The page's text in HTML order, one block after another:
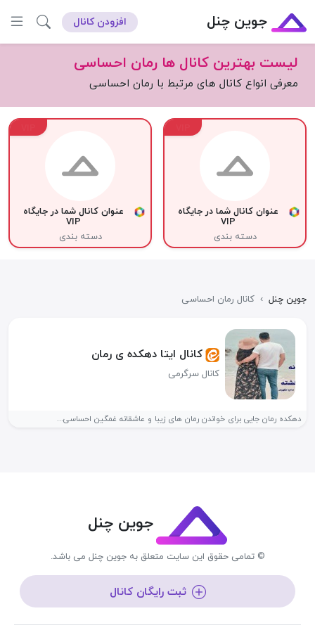
جوین چنل افزودن کانال
لیست بهترین کانال ها رمان احساسی
معرفی انواع کانال های مرتبط با رمان احساسی
عنوان کانال شما در جایگاه
VIP
دسته بندی
عنوان کانال شما در جایگاه
VIP
دسته بندی
جوین چنل › کانال رمان احساسی
کانال ایتا دهکده ی رمان
کانال سرگرمی
دهکده رمان جایی برای خواندن رمان های زیبا و عاشقانه غمگین احساسی...
جوین چنل
© تمامی حقوق این سایت متعلق به جوین چنل می باشد.
ثبت رایگان کانال